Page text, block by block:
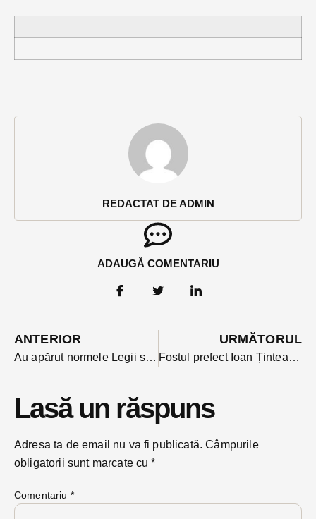
REDACTAT DE ADMIN
ADAUGĂ COMENTARIU
ANTERIOR
Au apărut normele Legii supermarket-urilor. Este ultimul pas până la intrarea în vigoare
URMĂTORUL
Fostul prefect Ioan Țintean nu mai prinde Parlamentul. Algoritmul voturilor l-a scos din joc.
Lasă un răspuns
Adresa ta de email nu va fi publicată. Câmpurile
obligatorii sunt marcate cu*
Comentariu *